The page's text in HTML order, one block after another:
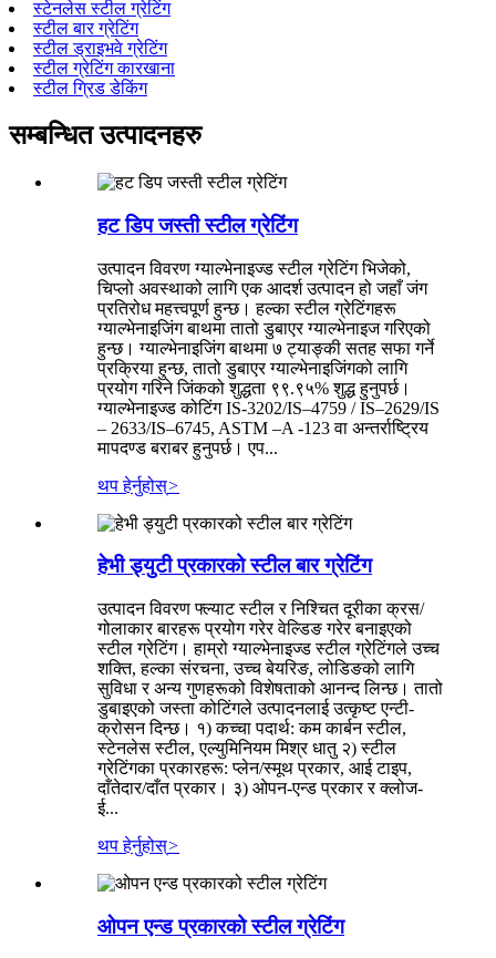
स्टेनलेस स्टील ग्रेटिंग
स्टील बार ग्रेटिंग
स्टील ड्राइभवे ग्रेटिंग
स्टील ग्रेटिंग कारखाना
स्टील ग्रिड डेकिंग
सम्बन्धित उत्पादनहरु
हट डिप जस्ती स्टील ग्रेटिंग
उत्पादन विवरण ग्याल्भेनाइज्ड स्टील ग्रेटिंग भिजेको,
चिप्लो अवस्थाको लागि एक आदर्श उत्पादन हो जहाँ जंग
प्रतिरोध महत्त्वपूर्ण हुन्छ। हल्का स्टील ग्रेटिंगहरू
ग्याल्भेनाइजिंग बाथमा तातो डुबाएर ग्याल्भेनाइज गरिएको
हुन्छ। ग्याल्भेनाइजिंग बाथमा ७ ट्याङ्की सतह सफा गर्ने
प्रक्रिया हुन्छ, तातो डुबाएर ग्याल्भेनाइजिंगको लागि
प्रयोग गरिने जिंकको शुद्धता ९९.९५% शुद्ध हुनुपर्छ।
ग्याल्भेनाइज्ड कोटिंग IS-3202/IS–4759 / IS–2629/IS
– 2633/IS–6745, ASTM –A -123 वा अन्तर्राष्ट्रिय
मापदण्ड बराबर हुनुपर्छ। एप...
थप हेर्नुहोस्>
हेभी ड्युटी प्रकारको स्टील बार ग्रेटिंग
उत्पादन विवरण फ्ल्याट स्टील र निश्चित दूरीका क्रस/
गोलाकार बारहरू प्रयोग गरेर वेल्डिङ गरेर बनाइएको
स्टील ग्रेटिंग। हाम्रो ग्याल्भेनाइज्ड स्टील ग्रेटिंगले उच्च
शक्ति, हल्का संरचना, उच्च बेयरिङ, लोडिङको लागि
सुविधा र अन्य गुणहरूको विशेषताको आनन्द लिन्छ। तातो
डुबाइएको जस्ता कोटिंगले उत्पादनलाई उत्कृष्ट एन्टी-
क्रोसन दिन्छ। १) कच्चा पदार्थ: कम कार्बन स्टील,
स्टेनलेस स्टील, एल्युमिनियम मिश्र धातु २) स्टील
ग्रेटिंगका प्रकारहरू: प्लेन/स्मूथ प्रकार, आई टाइप,
दाँतेदार/दाँत प्रकार। ३) ओपन-एन्ड प्रकार र क्लोज-
ई...
थप हेर्नुहोस्>
ओपन एन्ड प्रकारको स्टील ग्रेटिंग